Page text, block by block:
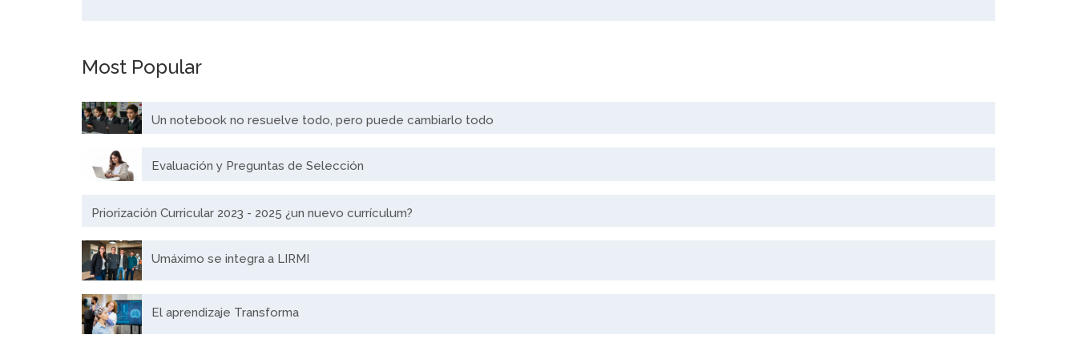
Most Popular
Un notebook no resuelve todo, pero puede cambiarlo todo
Evaluación y Preguntas de Selección
Priorización Curricular 2023 - 2025 ¿un nuevo currículum?
Umáximo se integra a LIRMI
El aprendizaje Transforma